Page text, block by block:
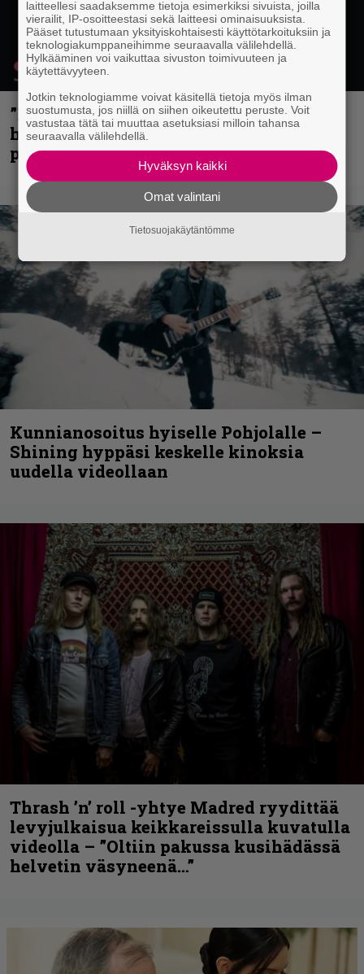
”Mitalini näyttää ihan plektralta” –
huippu-uimari jamittelee Megadethiä
palkinnollaan
Kunnianosoitus hyiselle Pohjolalle –
Shining hyppäsi keskelle kinoksia
uudella videollaan
Thrash ’n’ roll -yhtye Madred ryydittää
levyjulkaisua keikkareissulla kuvatulla
videolla – ”Oltiin pakussa kusihädässä
helvetin väsyneenä…”
laitteellesi saadaksemme tietoja esimerkiksi sivuista, joilla
vierailit, IP-osoitteestasi sekä laitteesi ominaisuuksista.
Pääset tutustumaan yksityiskohtaisesti käyttötarkoituksiin ja
teknologiakumppaneihimme seuraavalla välilehdellä.
Hylkääminen voi vaikuttaa sivuston toimivuuteen ja
käytettävyyteen.
Jotkin teknologiamme voivat käsitellä tietoja myös ilman
suostumusta, jos niillä on siihen oikeutettu peruste. Voit
vastustaa tätä tai muuttaa asetuksiasi milloin tahansa
seuraavalla välilehdellä.
Hyväksyn kaikki
Omat valintani
Tietosuojakäytäntömme